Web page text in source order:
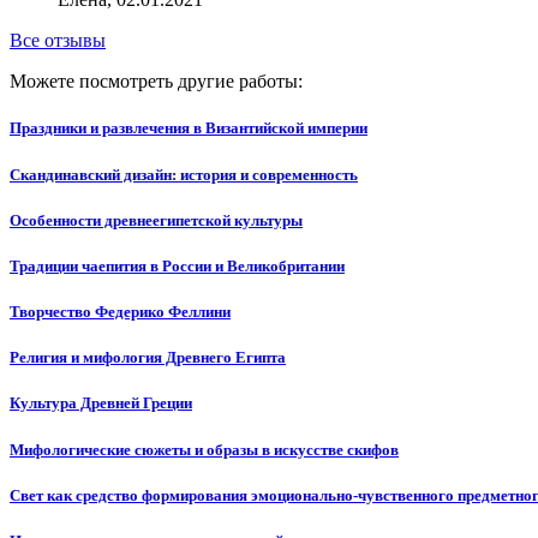
Все отзывы
Можете посмотреть другие работы:
Праздники и развлечения в Византийской империи
Скандинавский дизайн: история и современность
Особенности древнеегипетской культуры
Традиции чаепития в России и Великобритании
Творчество Федерико Феллини
Религия и мифология Древнего Египта
Культура Древней Греции
Мифологические сюжеты и образы в искусстве скифов
Свет как средство формирования эмоционально-чувственного